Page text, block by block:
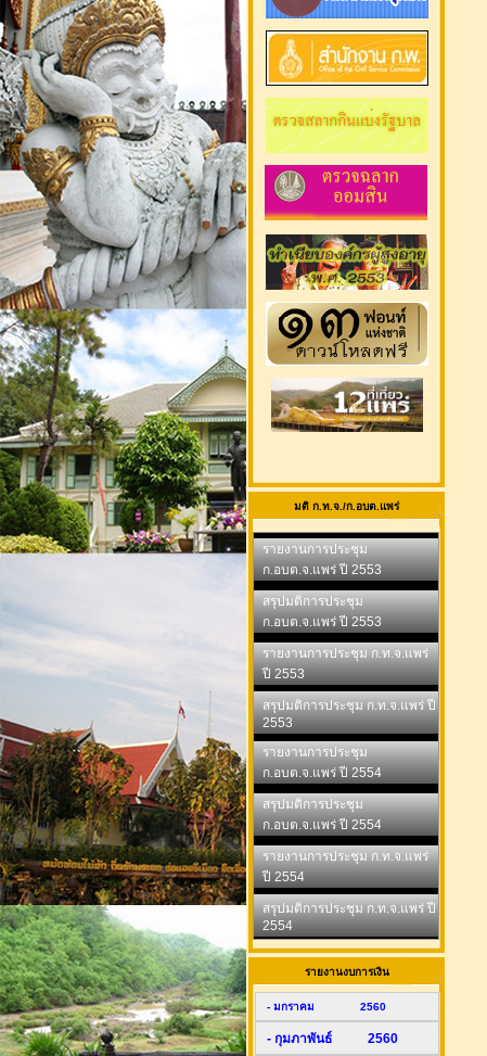
มติ ก.ท.จ./ก.อบต.แพร่
รายงานการประชุม
ก.อบต.จ.แพร่ ปี 2553
สรุปมติการประชุม
ก.อบต.จ.แพร่ ปี 2553
รายงานการประชุม ก.ท.จ.แพร่
ปี 2553
สรุปมติการประชุม ก.ท.จ.แพร่ ปี
2553
รายงานการประชุม
ก.อบต.จ.แพร่ ปี 2554
สรุปมติการประชุม
ก.อบต.จ.แพร่ ปี 2554
รายงานการประชุม ก.ท.จ.แพร่
ปี 2554
สรุปมติการประชุม ก.ท.จ.แพร่ ปี
2554
รายงานงบการเงิน
- มกราคม 2560
- กุมภาพันธ์ 2560